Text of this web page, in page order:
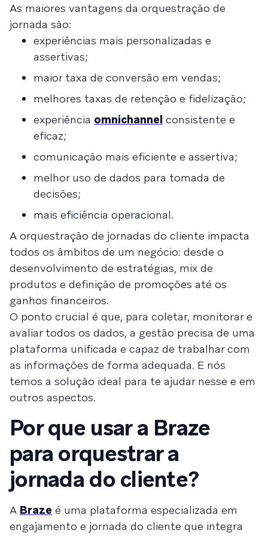
As maiores vantagens da orquestração de
jornada são:
experiências mais personalizadas e
assertivas;
maior taxa de conversão em vendas;
melhores taxas de retenção e fidelização;
experiência omnichannel consistente e
eficaz;
comunicação mais eficiente e assertiva;
melhor uso de dados para tomada de
decisões;
mais eficiência operacional.
A orquestração de jornadas do cliente impacta
todos os âmbitos de um negócio: desde o
desenvolvimento de estratégias, mix de
produtos e definição de promoções até os
ganhos financeiros.
O ponto crucial é que, para coletar, monitorar e
avaliar todos os dados, a gestão precisa de uma
plataforma unificada e capaz de trabalhar com
as informações de forma adequada. E nós
temos a solução ideal para te ajudar nesse e em
outros aspectos.
Por que usar a Braze
para orquestrar a
jornada do cliente?
A Braze é uma plataforma especializada em
engajamento e jornada do cliente que integra